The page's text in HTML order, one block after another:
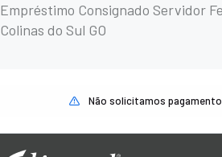
Empréstimo Consignado Servidor
Colinas do Sul GO
Não solicitamos